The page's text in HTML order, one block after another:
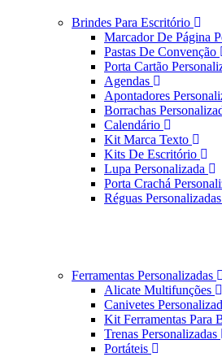
Brindes Para Escritório
Marcador De Página
Pastas De Convenção
Porta Cartão
Agendas
Apontadores
Borrachas
Calendário
Kit Marca Texto
Kits De Escritório
Lupa Personalizada
Porta Crachá
Réguas Personalizadas
Ferramentas Personalizadas
Alicate Multifunções
Canivetes
Kit Ferramentas Para
Trenas Personalizadas
Portáteis